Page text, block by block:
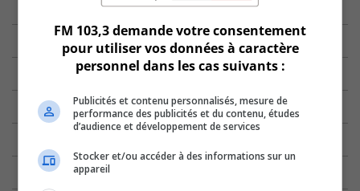
FM 103,3 demande votre consentement
pour utiliser vos données à caractère
personnel dans les cas suivants :
Publicités et contenu personnalisés, mesure de
performance des publicités et du contenu, études
d’audience et développement de services
Stocker et/ou accéder à des informations sur un
appareil